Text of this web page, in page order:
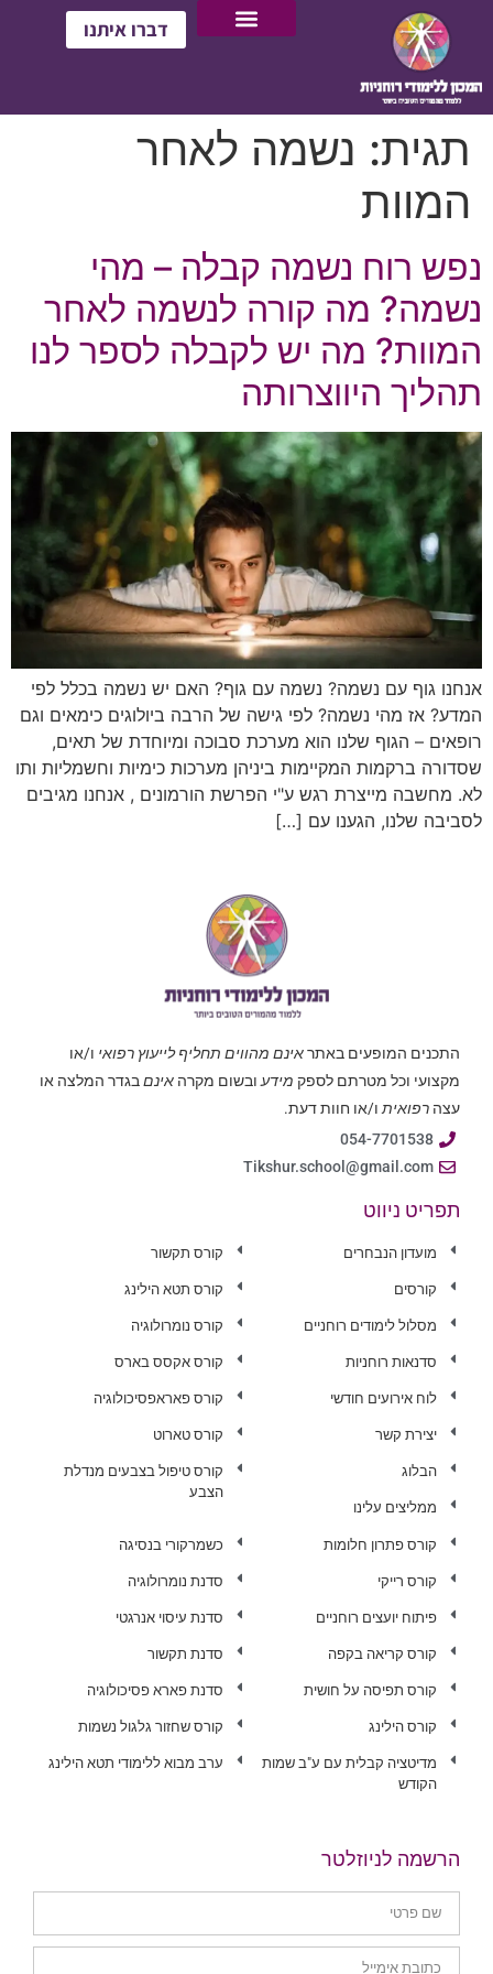
דברו איתנו
תגית: נשמה לאחר
המוות
נפש רוח נשמה קבלה – מהי
נשמה? מה קורה לנשמה לאחר
המוות? מה יש לקבלה לספר לנו
תהליך היווצרותה
אנחנו גוף עם נשמה? נשמה עם גוף? האם יש נשמה בכלל לפי
המדע? אז מהי נשמה? לפי גישה של הרבה ביולוגים כימאים וגם
רופאים – הגוף שלנו הוא מערכת סבוכה ומיוחדת של תאים,
שסדורה ברקמות המקיימות ביניהן מערכות כימיות וחשמליות ותו
לא. מחשבה מייצרת רגש ע"י הפרשת הורמונים , אנחנו מגיבים
לסביבה שלנו, הגענו עם […]
התכנים המופעים באתראינם מהווים תחליף לייעוץ רפואי ו/או
מקצועי וכל מטרתם לספק מידע ובשום מקרה אינםבגדר המלצה או
עצה רפואית ו/או חוות דעת.
054-7701538
Tikshur.school@gmail.com
תפריט ניווט
מועדון הנבחרים
קורסים
מסלול לימודים רוחניים
סדנאות רוחניות
לוח אירועים חודשי
יצירת קשר
הבלוג
ממליצים עלינו
קורס תקשור
קורס תטא הילינג
קורס נומרולוגיה
קורס אקסס בארס
קורס פאראפסיכולוגיה
קורס טארוט
קורס טיפול בצבעים מנדלת
הצבע
קורס פתרון חלומות
קורס רייקי
פיתוח יועצים רוחניים
קורס קריאה בקפה
קורס תפיסה על חושית
קורס הילינג
מדיטציה קבלית עם ע"ב שמות
הקודש
כשמרקורי בנסיגה
סדנת נומרולוגיה
סדנת עיסוי אנרגטי
סדנת תקשור
סדנת פארא פסיכולוגיה
קורס שחזור גלגול נשמות
ערב מבוא ללימודי תטא הילינג
הרשמה לניוזלטר